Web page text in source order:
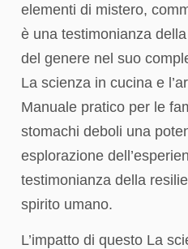
elementi di mistero,
è una testimonianza
del genere nel suo
La scienza in cucina e
Manuale pratico per le
stomachi deboli una
esplorazione
testimonianza della
spirito umano.
L’impatto di questo La